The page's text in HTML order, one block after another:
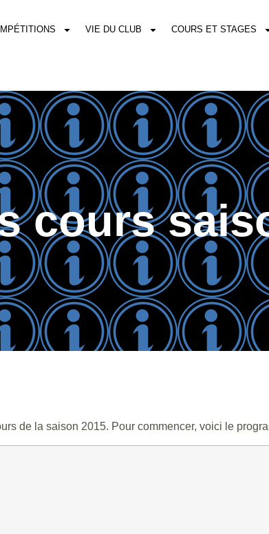
VIE DU CLUB COURS ET STAGES
cours
de la saison 2015. Pour commencer, voici le